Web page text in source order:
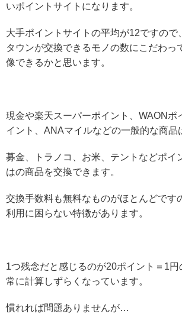
いポイントサイトになります。
大手ポイントサイトの平均が12ですので
タウンが交換できるモノの数にこだわっ
像できるかと思います。
現金や楽天スーパーポイント、WAONポ
イント、ANAマイルなどの一般的な商品
募金、トラノコ、お米、テントなどポイ
はの商品を交換できます。
交換手数料も無料なものがほとんどです
利用に困らない特徴があります。
1つ残念だと感じるのが20ポイント＝1
常に計算しずらくなっています。
慣れれば問題ありませんが…